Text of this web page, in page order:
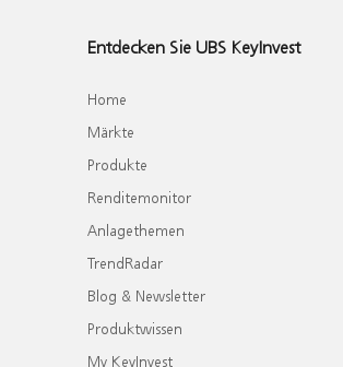
Entdecken Sie UBS KeyInvest
Home
Märkte
Produkte
Renditemonitor
Anlagethemen
TrendRadar
Blog & Newsletter
Produktwissen
My KeyInvest